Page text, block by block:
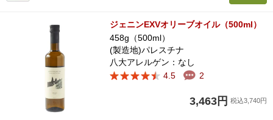
ジェニンEXVオリーブオイル（500ml）
458g（500ml）
(製造地)パレスチナ
八大アレルゲン：なし
4.5
2
3,463円 税込3,740円